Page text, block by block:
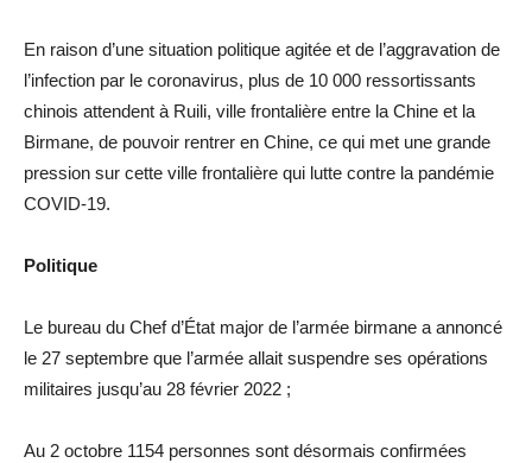
En raison d’une situation politique agitée et de l’aggravation de
l’infection par le coronavirus, plus de 10 000 ressortissants
chinois attendent à Ruili, ville frontalière entre la Chine et la
Birmane, de pouvoir rentrer en Chine, ce qui met une grande
pression sur cette ville frontalière qui lutte contre la pandémie
COVID-19.
Politique
Le bureau du Chef d’État major de l’armée birmane a annoncé
le 27 septembre que l’armée allait suspendre ses opérations
militaires jusqu’au 28 février 2022 ;
Au 2 octobre 1154 personnes sont désormais confirmées